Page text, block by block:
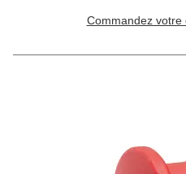
Commandez votre